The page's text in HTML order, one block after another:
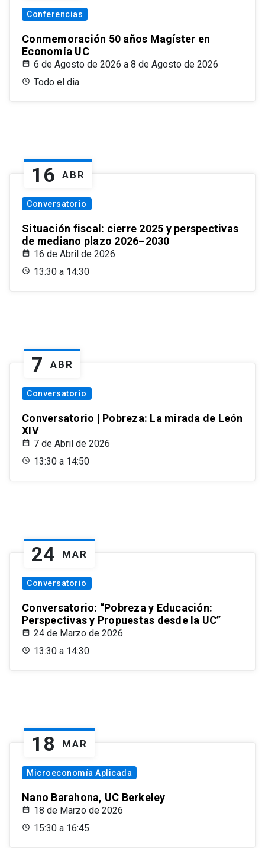
Conferencias
Conmemoración 50 años Magíster en
Economía UC
6 de Agosto de 2026 a 8 de Agosto de 2026
Todo el dia.
16 ABR
Conversatorio
Situación fiscal: cierre 2025 y perspectivas
de mediano plazo 2026–2030
16 de Abril de 2026
13:30 a 14:30
7 ABR
Conversatorio
Conversatorio | Pobreza: La mirada de León
XIV
7 de Abril de 2026
13:30 a 14:50
24 MAR
Conversatorio
Conversatorio: “Pobreza y Educación:
Perspectivas y Propuestas desde la UC”
24 de Marzo de 2026
13:30 a 14:30
18 MAR
Microeconomía Aplicada
Nano Barahona, UC Berkeley
18 de Marzo de 2026
15:30 a 16:45